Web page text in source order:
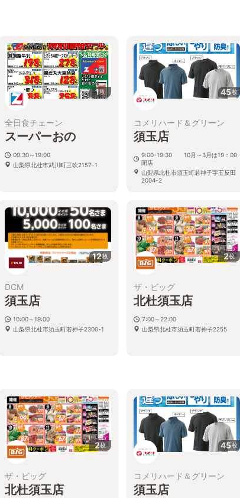
1枚
全日食チェーン
スーパーおの
09:30～19:00
山梨県北杜市武川町三吹2157-1
45枚
コメリハード＆グリーン
須玉店
9:00-19:30 10月～3月は19：00
閉店
山梨県北杜市須玉町若神子字五反田
2004-2
12枚
DCM
須玉店
10:00～19:00
山梨県北杜市須玉町若神子2300-1
2枚
ザ・ビッグ
北杜須玉店
7:00～22:00
山梨県北杜市須玉町若神子2255
2枚
ザ・ビッグ
北杜須玉店
45枚
コメリハード＆グリーン
須玉店